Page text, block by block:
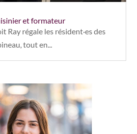
et formateur
Ray régale les résident·es des
tout en...